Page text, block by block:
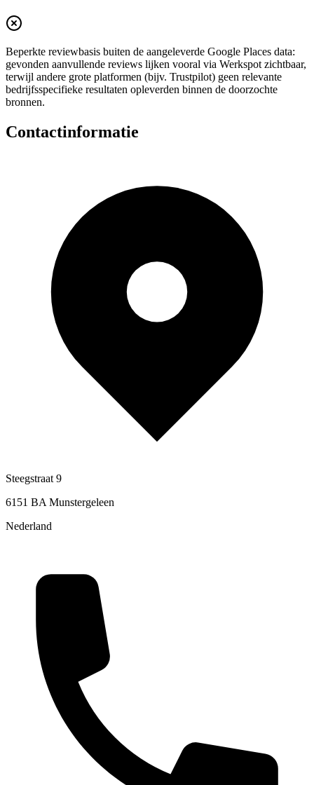
Beperkte reviewbasis buiten de aangeleverde Google Places data:
gevonden aanvullende reviews lijken vooral via Werkspot zichtbaar,
terwijl andere grote platformen (bijv. Trustpilot) geen relevante
bedrijfsspecifieke resultaten opleverden binnen de doorzochte
bronnen.
Contactinformatie
Steegstraat 9
6151 BA Munstergeleen
Nederland